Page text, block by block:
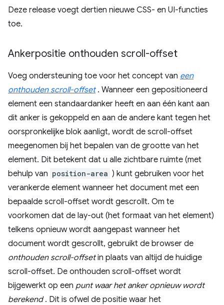
Deze release voegt dertien nieuwe CSS- en UI-functies
toe.
Ankerpositie onthouden scroll-offset
Voeg ondersteuning toe voor het concept van een
onthouden scroll-offset. Wanneer een gepositioneerd
element een standaardanker heeft en aan één kant aan
dit anker is gekoppeld en aan de andere kant tegen het
oorspronkelijke blok aanligt, wordt de scroll-offset
meegenomen bij het bepalen van de grootte van het
element. Dit betekent dat u alle zichtbare ruimte (met
behulp van position-area ) kunt gebruiken voor het
verankerde element wanneer het document met een
bepaalde scroll-offset wordt gescrollt. Om te
voorkomen dat de lay-out (het formaat van het element)
telkens opnieuw wordt aangepast wanneer het
document wordt gescrollt, gebruikt de browser de
onthouden scroll-offsetin plaats van altijd de huidige
scroll-offset. De onthouden scroll-offset wordt
bijgewerkt op een punt waar het anker opnieuw wordt
berekend. Dit is ofwel de positie waar het